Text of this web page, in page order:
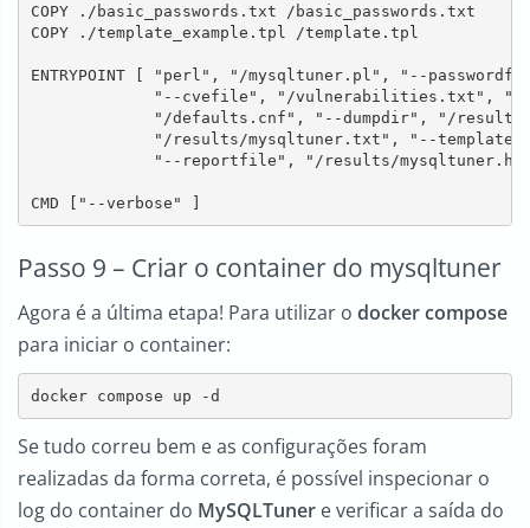
COPY ./basic_passwords.txt /basic_passwords.txt
COPY ./template_example.tpl /template.tpl
ENTRYPOINT [ "perl", "/mysqltuner.pl", "--
"--cvefile", "/vulnerabilities.txt",
"/defaults.cnf", "--dumpdir", "/
"/results/mysqltuner.txt", "--
"--reportfile", "/results/
Passo 9 – Criar o container do mysqltuner
Agora é a última etapa! Para utilizar o docker compose
para iniciar o container:
docker compose up -d
Se tudo correu bem e as configurações foram
realizadas da forma correta, é possível inspecionar o
log do container do MySQLTuner e verificar a saída do